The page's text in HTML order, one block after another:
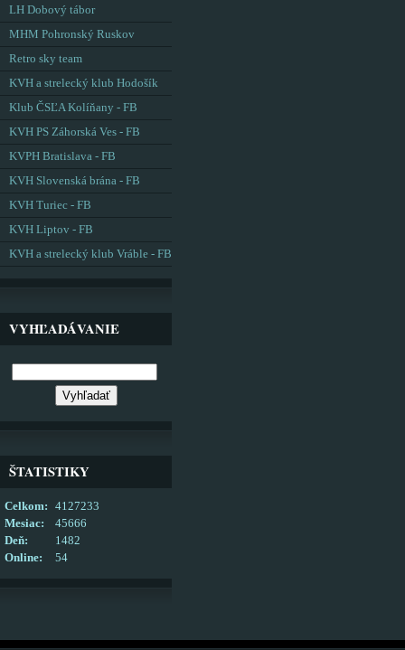
LH Dobový tábor
MHM Pohronský Ruskov
Retro sky team
KVH a strelecký klub Hodošík
Klub ČSĽA Kolíňany - FB
KVH PS Záhorská Ves - FB
KVPH Bratislava - FB
KVH Slovenská brána - FB
KVH Turiec - FB
KVH Liptov - FB
KVH a strelecký klub Vráble - FB
VYHĽADÁVANIE
ŠTATISTIKY
Online: 54
Celkom:
4127233
Mesiac:
45666
Deň:
1482